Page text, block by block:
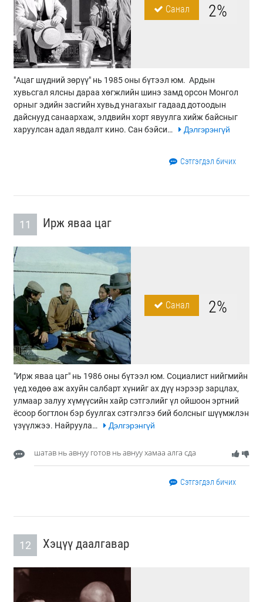
Санал 2%
"Ацаг шүдний зөрүү" нь 1985 оны бүтээл юм. Ардын
хувьсгал ялсны дараа хөгжлийн шинэ замд орсон Монгол
орныг эдийн засгийн хувьд унагахыг гадаад дотоодын
дайснууд санаархаж, элдвийн хорт явуулга хийж байсныг
харуулсан адал явдалт кино. Сан бэйси…
Дэлгэрэнгүй
Сэтгэгдэл бичих
11 Ирж яваа цаг
Санал 2%
"Ирж яваа цаг" нь 1986 оны бүтээл юм. Социалист нийгмийн
үед хөдөө аж ахуйн салбарт хүнийг ах дүү нэрээр зарцлах,
улмаар залуу хүмүүсийн хайр сэтгэлийг үл ойшоон эртний
ёсоор богтлон бэр буулгах сэтгэлгээ бий болсныг шүүмжлэн
үзүүлжээ. Найруула…
Дэлгэрэнгүй
шатав нь авнуу готов нь авнуу хамаа алга сда
Сэтгэгдэл бичих
12 Хэцүү даалгавар